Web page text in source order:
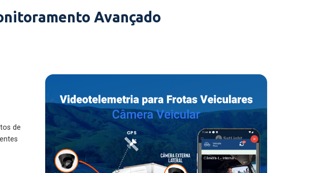
Avançado
de